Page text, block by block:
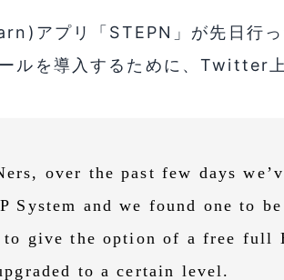
アプリ「STEPN」が先日行っ
ルを導入するために、Twitter
over the past few days
System and we found one to
to give the option of a free full
to a certain level.